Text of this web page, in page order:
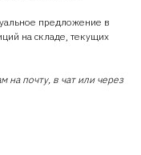
предложение в
на складе, текущих
почту, в чат или через